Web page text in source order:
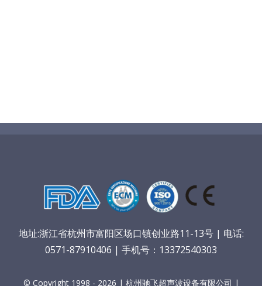
地址:浙江省杭州市富阳区场口镇创业路11-13号 | 电话:
0571-87910406 | 手机号：13372540303
© Copyright 1998 - 2026 | 杭州驰飞超声波设备有限公司 |